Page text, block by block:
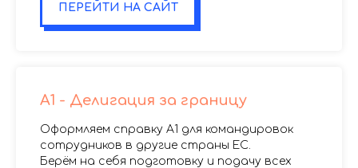
ПЕРЕЙТИ НА САЙТ
A1 - Делигация за границу
Оформляем справку A1 для командировок
сотрудников в другие страны ЕС.
Берём на себя подготовку и подачу всех